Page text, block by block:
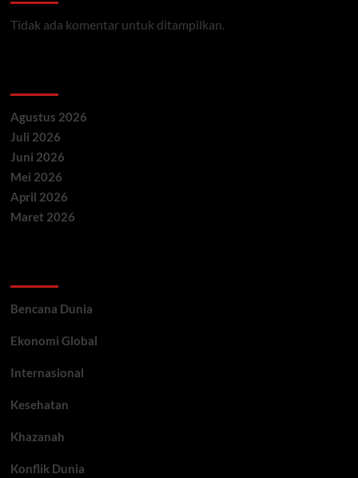
Tidak ada komentar untuk ditampilkan.
Agustus 2026
Juli 2026
Juni 2026
Mei 2026
April 2026
Maret 2026
Bencana Dunia
Ekonomi Global
Internasional
Kesehatan
Khazanah
Konflik Dunia